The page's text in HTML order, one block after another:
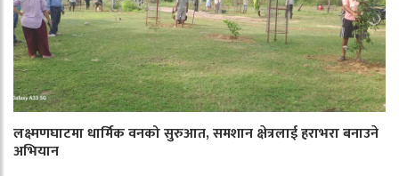
लक्ष्मणघाटमा धार्मिक वनको सुरुआत, समशान क्षेत्रलाई हराभरा बनाउने
अभियान